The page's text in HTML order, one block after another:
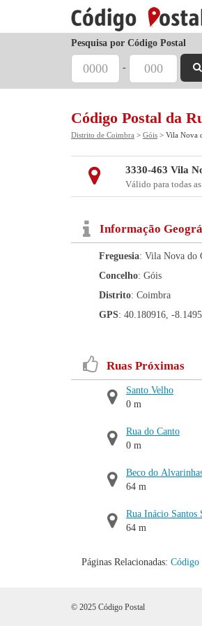
Pesquisa por Código Postal
-
Código Postal da
Distrito de Coimbra > Góis > Vila Nova
3330-463 Vila
Válido para todas
Informação
Freguesia: Vila Nova do
Concelho: Góis
Distrito: Coimbra
GPS: 40.180916, -
Ruas Próximas
Santo Velho
0 m
Rua do Canto
0 m
Beco do
64 m
Rua Inácio Santos
64 m
Páginas Relacionadas: Código
© 2025 Código Postal